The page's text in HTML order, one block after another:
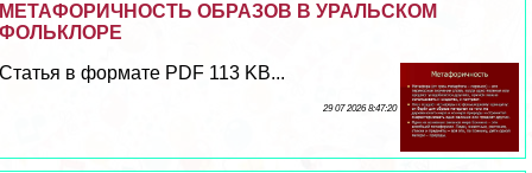
МЕТАФОРИЧНОСТЬ ОБРАЗОВ В УРАЛЬСКОМ
ФОЛЬКЛОРЕ
Статья в формате PDF 113 KB...
29 07 2026 8:47:20